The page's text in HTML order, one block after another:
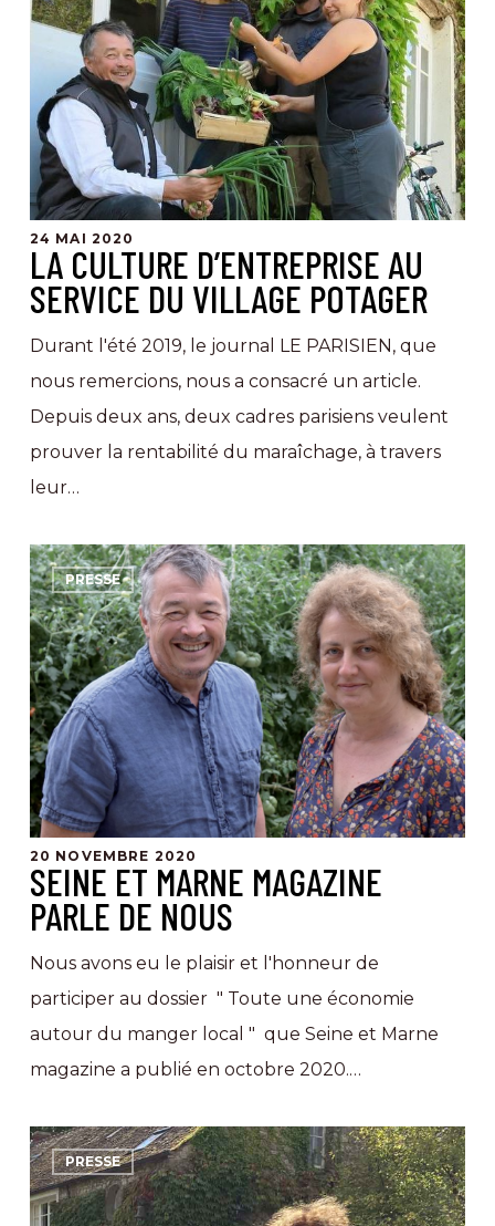
d’entreprise
service
du
Village
Potager
24 MAI 2020
LA CULTURE D’ENTREPRISE AU
SERVICE DU VILLAGE POTAGER
Durant l'été 2019, le journal LE PARISIEN, que
nous remercions, nous a consacré un article.
Depuis deux ans, deux cadres parisiens veulent
prouver la rentabilité du maraîchage, à travers
leur…
Seine
et
Marne
Magazine
parle
de
nous
PRESSE
20 NOVEMBRE 2020
SEINE ET MARNE MAGAZINE
PARLE DE NOUS
Nous avons eu le plaisir et l'honneur de
participer au dossier " Toute une économie
autour du manger local " que Seine et Marne
magazine a publié en octobre 2020.…
Une
entreprise
de
PRESSE